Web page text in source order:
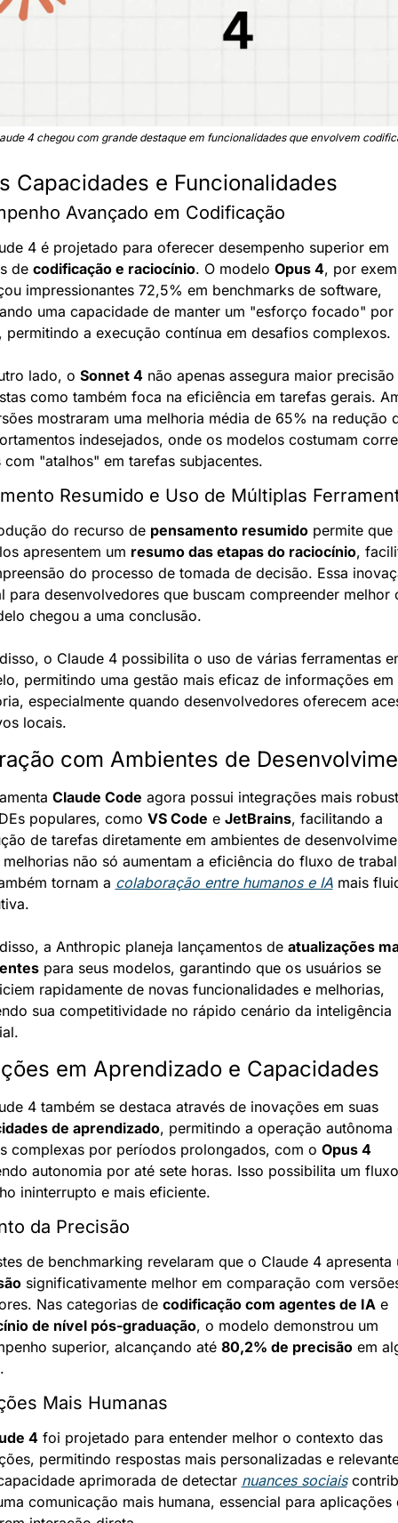
4 chegou com grande destaque em funcionalidades que envolvem
Capacidades e Funcionalidades
Avançado em Codificação
4 é projetado para oferecer desempenho superior em
de codificação e raciocínio. O modelo Opus 4, por
impressionantes 72,5% em benchmarks de software,
uma capacidade de manter um "esforço focado" por
permitindo a execução contínua em desafios complexos.
lado, o Sonnet 4 não apenas assegura maior precisão
como também foca na eficiência em tarefas gerais.
mostraram uma melhoria média de 65% na redução
indesejados, onde os modelos costumam
com "atalhos" em tarefas subjacentes.
Resumido e Uso de Múltiplas
do recurso de pensamento resumido permite que
apresentem um resumo das etapas do raciocínio,
do processo de tomada de decisão. Essa
para desenvolvedores que buscam compreender melhor
chegou a uma conclusão.
o Claude 4 possibilita o uso de várias ferramentas
permitindo uma gestão mais eficaz de informações em
especialmente quando desenvolvedores oferecem
locais.
com Ambientes de
Claude Code agora possui integrações mais
populares, como VS Code e JetBrains, facilitando a
de tarefas diretamente em ambientes de
melhorias não só aumentam a eficiência do fluxo de
tornam a colaboração entre humanos e IA mais
a Anthropic planeja lançamentos de atualizações
para seus modelos, garantindo que os usuários se
rapidamente de novas funcionalidades e melhorias,
sua competitividade no rápido cenário da inteligência
em Aprendizado e Capacidades
O Claude 4 também se destaca através de inovações em suas
de aprendizado, permitindo a operação autônoma
complexas por períodos prolongados, com o Opus 4
autonomia por até sete horas. Isso possibilita um
ininterrupto e mais eficiente.
da Precisão
significativamente melhor em comparação com
Nas categorias de codificação com agentes de IA
e
de nível pós-graduação, o modelo demonstrou um
superior, alcançando até 80,2% de precisão em
Mais Humanas
4 foi projetado para entender melhor o contexto das
permitindo respostas mais personalizadas e
aprimorada de detectar nuances sociais
comunicação mais humana, essencial para aplicações